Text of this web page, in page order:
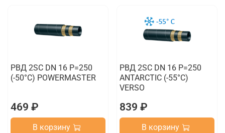
РВД 2SC DN 16 P=250
(-50°C) POWERMASTER
469 ₽
В корзину
РВД 2SC DN 16 P=250
ANTARCTIC (-55°C)
VERSO
839 ₽
В корзину